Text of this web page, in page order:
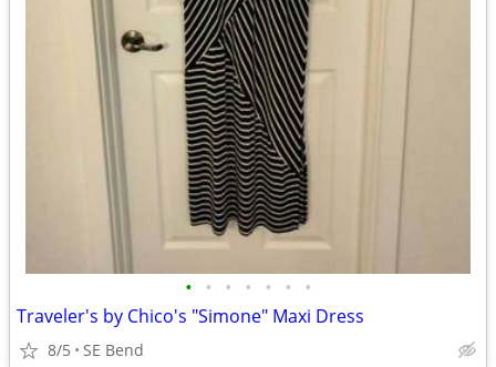
• • • • • • •
Traveler's by Chico's "Simone" Maxi Dress
8/5 SE Bend